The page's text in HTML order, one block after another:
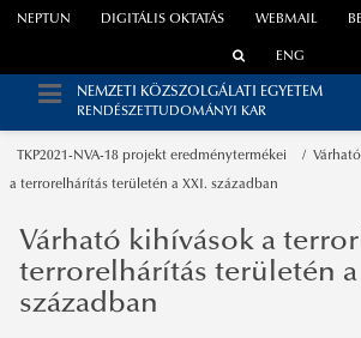
WEBMAIL
NEPTUN DIGITÁLIS OKTATÁS
ENG
NEMZETI KÖZSZOLGÁLATI EGYETEM
RENDÉSZETTUDOMÁNYI KAR
TKP2021-NVA-18 projekt eredménytermékei
a terrorelhárítás területén a XXI. században
Várható kihívások a
terrorelhárítás területén a
században